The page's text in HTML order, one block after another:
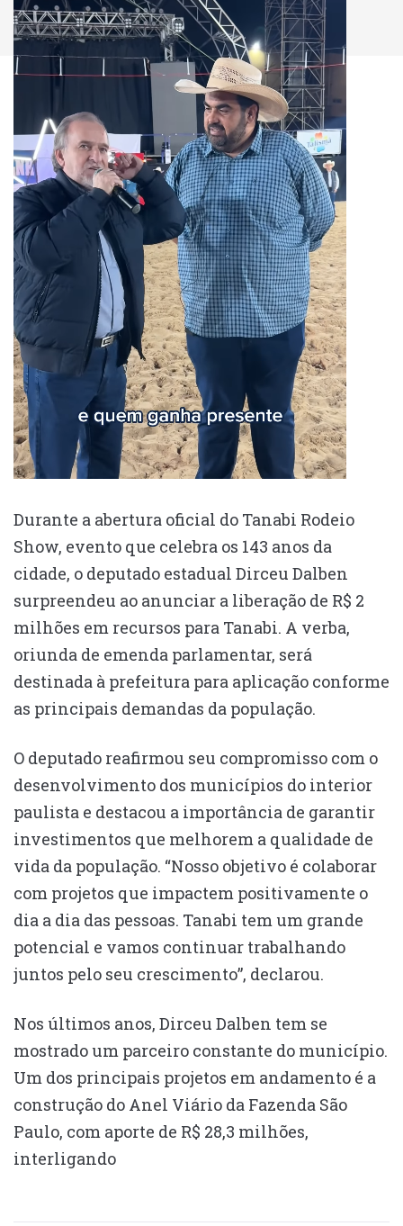
Durante a abertura oficial do Tanabi Rodeio
Show, evento que celebra os 143 anos da
cidade, o deputado estadual Dirceu Dalben
surpreendeu ao anunciar a liberação de R$ 2
milhões em recursos para Tanabi. A verba,
oriunda de emenda parlamentar, será
destinada à prefeitura para aplicação conforme
as principais demandas da população.
O deputado reafirmou seu compromisso com o
desenvolvimento dos municípios do interior
paulista e destacou a importância de garantir
investimentos que melhorem a qualidade de
vida da população. “Nosso objetivo é colaborar
com projetos que impactem positivamente o
dia a dia das pessoas. Tanabi tem um grande
potencial e vamos continuar trabalhando
juntos pelo seu crescimento”, declarou.
Nos últimos anos, Dirceu Dalben tem se
mostrado um parceiro constante do município.
Um dos principais projetos em andamento é a
construção do Anel Viário da Fazenda São
Paulo, com aporte de R$ 28,3 milhões,
interligando